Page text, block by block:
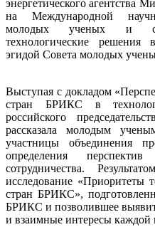
энергетического агентства
на Международной
молодых ученых и
технологические решения
эгидой Совета молодых
Выступая с докладом
стран БРИКС в
российского
рассказала молодым
участницы объединения
определения перспектив
сотрудничества.
исследование «Приоритеты
стран БРИКС»,
БРИКС и позволившее
и взаимные интересы каждой